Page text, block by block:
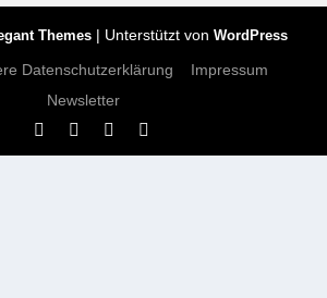
Themes| Unterstützt von WordPress
Datenschutzerklärung
Impressum
Newsletter